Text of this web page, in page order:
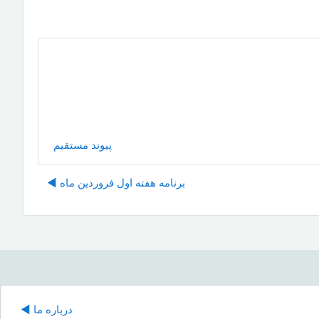
پیوند مستقیم
برنامه هفته اول فروردین ماه ◀︎
درباره ما ◀︎